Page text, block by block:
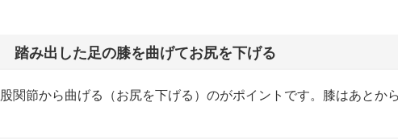
踏み出した足の膝を曲げてお尻を下げる
股関節から曲げる（お尻を下げる）のがポイントです。膝はあとか